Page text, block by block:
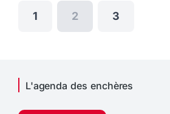
1 2 3
L'agenda des enchères